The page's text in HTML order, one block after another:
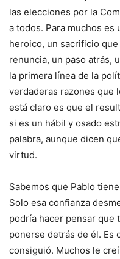
las elecciones por la
a todos. Para muchos es
heroico, un sacrificio
renuncia, un paso atrás,
la primera línea de la
verdaderas razones que
está claro es que el
si es un hábil y osado
palabra, aunque dicen
virtud.
Sabemos que Pablo
Solo esa confianza
podría hacer pensar que
ponerse detrás de él. Es
consiguió. Muchos le